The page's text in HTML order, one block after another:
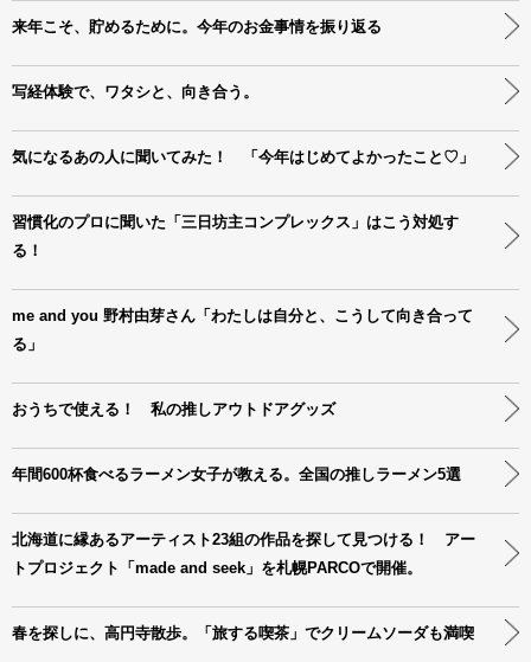
来年こそ、貯めるために。今年のお金事情を振り返る
写経体験で、ワタシと、向き合う。
気になるあの人に聞いてみた！ 「今年はじめてよかったこと♡」
習慣化のプロに聞いた「三日坊主コンプレックス」はこう対処す
る！
me and you 野村由芽さん「わたしは自分と、こうして向き合って
る」
おうちで使える！ 私の推しアウトドアグッズ
年間600杯食べるラーメン女子が教える。全国の推しラーメン5選
北海道に縁あるアーティスト23組の作品を探して見つける！ アー
トプロジェクト「made and seek」を札幌PARCOで開催。
春を探しに、高円寺散歩。「旅する喫茶」でクリームソーダも満喫